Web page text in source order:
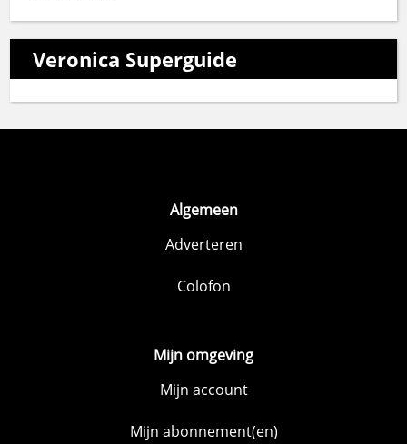
Veronica Superguide
Algemeen
Adverteren
Colofon
Mijn omgeving
Mijn account
Mijn abonnement(en)